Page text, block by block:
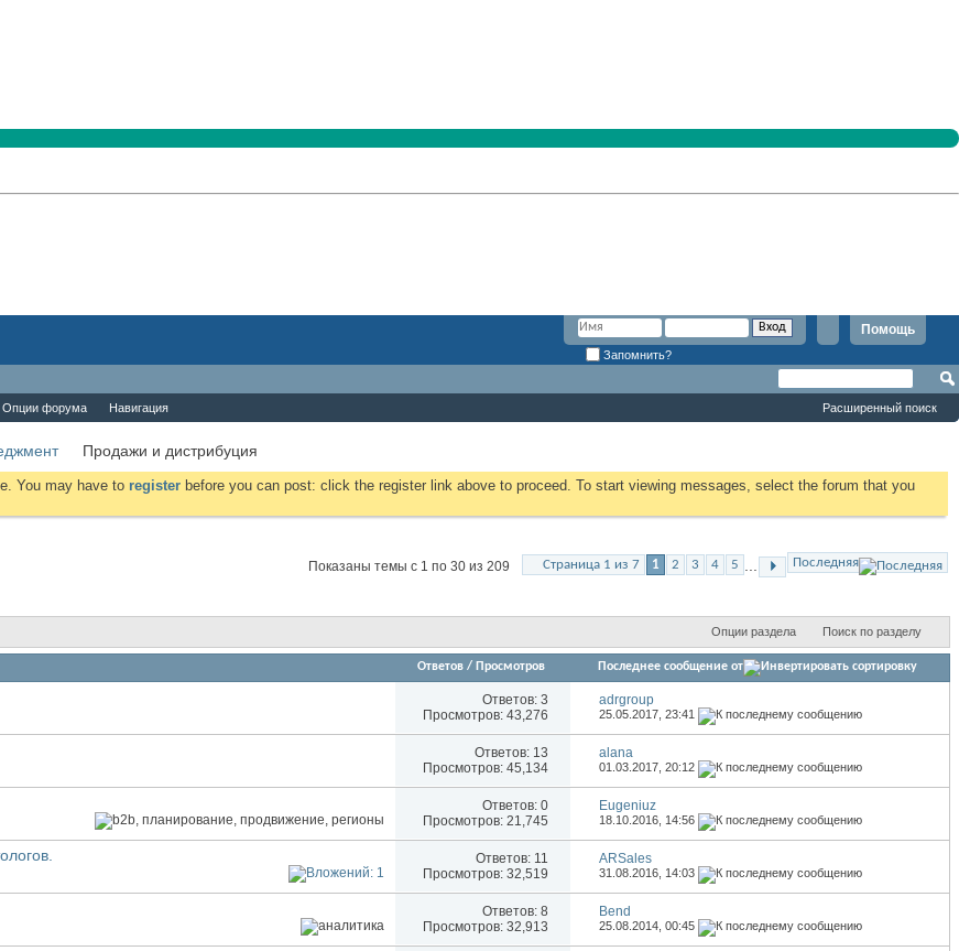
Помощь
Запомнить?
Опции форума Навигация Расширенный поиск
Продажи и дистрибуция
You may have to register before you can post: click the register link above to proceed. To start viewing messages, select the forum that you
Страница 1 из 7 1 2 3 4 5 Последняя
Показаны темы с 1 по 30 из 209
Опции раздела Поиск по разделу
Ответов / Просмотров Последнее сообщение от
Ответов: 3
Просмотров: 43,276
adrgroup
25.05.2017,23:41
Ответов: 13
Просмотров: 45,134
alana
01.03.2017,20:12
Ответов: 0
Просмотров: 21,745
Eugeniuz
18.10.2016, 14:56
Ответов: 11
Просмотров: 32,519
ARSales
31.08.2016, 14:03
Ответов: 8
Просмотров: 32,913
Bend
25.08.2014,00:45